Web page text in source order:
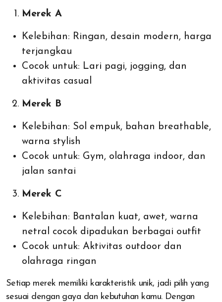
Merek A
Kelebihan: Ringan, desain modern, harga
terjangkau
Cocok untuk: Lari pagi, jogging, dan
aktivitas casual
Merek B
Kelebihan: Sol empuk, bahan breathable,
warna stylish
Cocok untuk: Gym, olahraga indoor, dan
jalan santai
Merek C
Kelebihan: Bantalan kuat, awet, warna
netral cocok dipadukan berbagai outfit
Cocok untuk: Aktivitas outdoor dan
olahraga ringan
Setiap merek memiliki karakteristik unik, jadi pilih yang
sesuai dengan gaya dan kebutuhan kamu. Dengan